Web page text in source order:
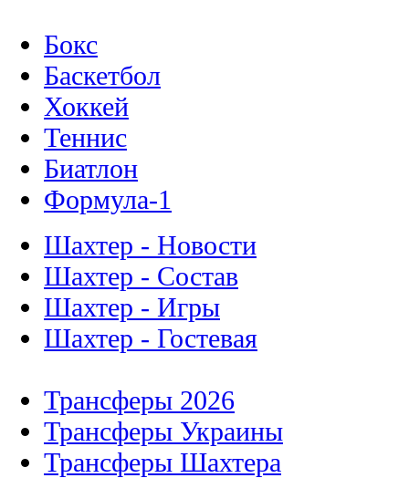
Бокс
Баскетбол
Хоккей
Теннис
Биатлон
Формула-1
Шахтер - Новости
Шахтер - Состав
Шахтер - Игры
Шахтер - Гостевая
Трансферы 2026
Трансферы Украины
Трансферы Шахтера